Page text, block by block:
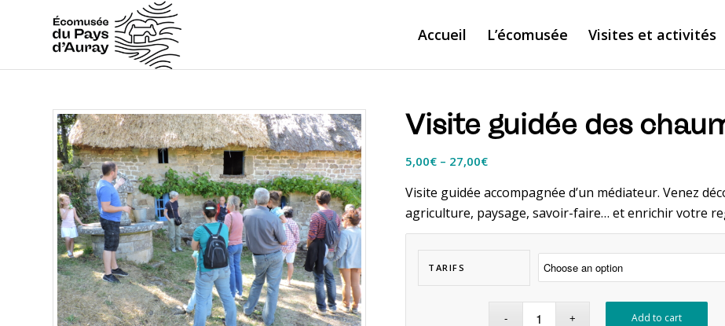
Accueil L’écomusée Visites et activités
Visite guidée des
5,00€ – 27,00€
Visite guidée accompagnée d’un médiateur. Venez
agriculture, paysage, savoir-faire… et enrichir votre
TARIFS
Add to cart